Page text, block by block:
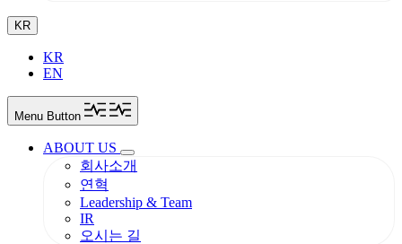
KR
KR
EN
Menu Button
ABOUT US
회사소개
연혁
Leadership & Team
IR
오시는 길